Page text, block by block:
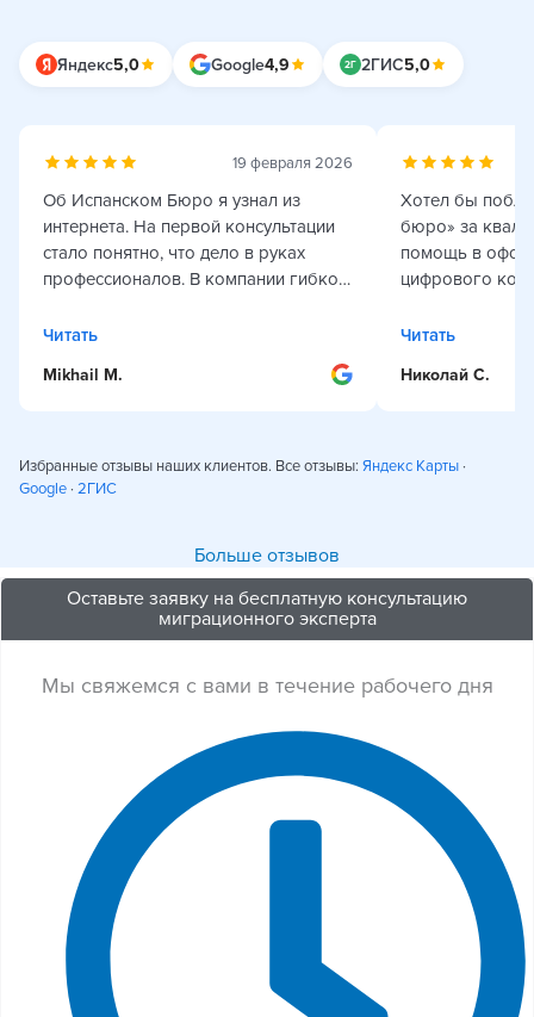
Яндекс5,0 Google4,9 2ГИС5,0
19 февраля 2026
Об Испанском Бюро я узнал из
интернета. На первой консультации
стало понятно, что дело в руках
профессионалов. В компании гибко
индивидуальным запросам клиентов
требовало привлечения сторонних
консультации для урегулирования
возникающих у меня вопросов -
внимательное отношение и
нацеленность на результат.
Юридическое сопровождение и
помощь в оформлении документов
оперативности и профессионализму,
решение (без дополнительных
запросов) и одобрено ВНЖ для всей
семьи. Отдельную благодарность
хочу выразить Юлии Александровой
за ее внимательность, оперативное
решение вопросов, полное
сопровождение на всех этапах
(Россия-Испания), связанных с
подготовкой документов и
получения положительного решения.
Читать
Mikhail M.
Хотел бы
бюро» за
помощь в
цифрового
чётко: все этапы
документы
за внимательность,
впечатление - могу с
тем, кто ищет
цифрового
Читать
Николай С.
Избранные отзывы наших клиентов. Все отзывы: Яндекс Карты ·
Google · 2ГИС
Больше отзывов
Оставьте заявку на бесплатную консультацию
миграционного эксперта
Мы свяжемся с вами в течение рабочего дня